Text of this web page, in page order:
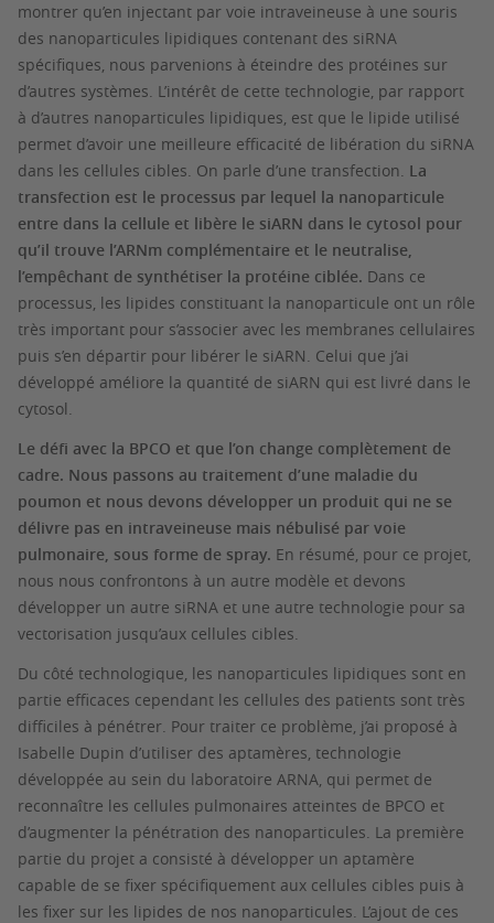
montrer qu’en injectant par voie intraveineuse à une souris
des nanoparticules lipidiques contenant des siRNA
spécifiques, nous parvenions à éteindre des protéines sur
d’autres systèmes. L’intérêt de cette technologie, par rapport
à d’autres nanoparticules lipidiques, est que le lipide utilisé
permet d’avoir une meilleure efficacité de libération du siRNA
dans les cellules cibles. On parle d’une transfection. La
transfection est le processus par lequel la nanoparticule
entre dans la cellule et libère le siARN dans le cytosol pour
qu’il trouve l’ARNm complémentaire et le neutralise,
l’empêchant de synthétiser la protéine ciblée. Dans ce
processus, les lipides constituant la nanoparticule ont un rôle
très important pour s’associer avec les membranes cellulaires
puis s’en départir pour libérer le siARN. Celui que j’ai
développé améliore la quantité de siARN qui est livré dans le
cytosol.
Le défi avec la BPCO et que l’on change complètement de
cadre. Nous passons au traitement d’une maladie du
poumon et nous devons développer un produit qui ne se
délivre pas en intraveineuse mais nébulisé par voie
pulmonaire, sous forme de spray. En résumé, pour ce projet,
nous nous confrontons à un autre modèle et devons
développer un autre siRNA et une autre technologie pour sa
vectorisation jusqu’aux cellules cibles.
Du côté technologique, les nanoparticules lipidiques sont en
partie efficaces cependant les cellules des patients sont très
difficiles à pénétrer. Pour traiter ce problème, j’ai proposé à
Isabelle Dupin d’utiliser des aptamères, technologie
développée au sein du laboratoire ARNA, qui permet de
reconnaître les cellules pulmonaires atteintes de BPCO et
d’augmenter la pénétration des nanoparticules. La première
partie du projet a consisté à développer un aptamère
capable de se fixer spécifiquement aux cellules cibles puis à
les fixer sur les lipides de nos nanoparticules. L’ajout de ces